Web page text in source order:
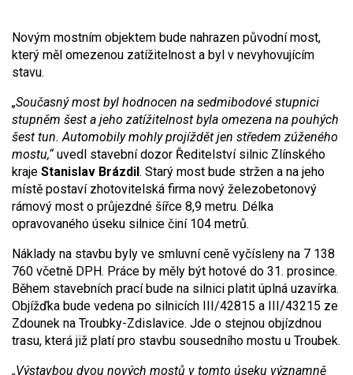
Novým mostním objektem bude nahrazen původní most,
který měl omezenou zatížitelnost a byl v nevyhovujícím
stavu.
„Současný most byl hodnocen na sedmibodové stupnici
stupněm šest a jeho zatížitelnost byla omezena na pouhých
šest tun. Automobily mohly projíždět jen středem zúženého
mostu,“uvedl stavební dozor Ředitelství silnic Zlínského
kraje Stanislav Brázdil. Starý most bude stržen a na jeho
místě postaví zhotovitelská firma nový železobetonový
rámový most o průjezdné šířce 8,9 metru. Délka
opravovaného úseku silnice činí 104 metrů.
Náklady na stavbu byly ve smluvní ceně vyčísleny na 7 138
760 včetně DPH. Práce by měly být hotové do 31. prosince.
Během stavebních prací bude na silnici platit úplná uzavírka.
Objížďka bude vedena po silnicích III/42815 a III/43215 ze
Zdounek na Troubky-Zdislavice. Jde o stejnou objízdnou
trasu, která již platí pro stavbu sousedního mostu u Troubek.
„Výstavbou dvou nových mostů v tomto úseku významně